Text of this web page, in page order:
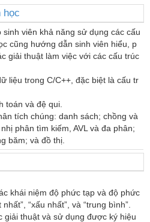
học
viên khả năng sử dụng các cấu
cũng hướng dẫn sinh viên hiểu, p
giải thuật làm việc với các cấu trúc
liệu trong C/C++, đặc biệt là cấu tr
toán và đệ qui.
tích chúng: danh sách; chồng và
phân tìm kiếm, AVL và đa phân;
băm; và đồ thị.
khái niệm độ phức tạp và độ phức
“xấu nhất”, và “trung bình”.
giải thuật và sử dụng được ký hiệu